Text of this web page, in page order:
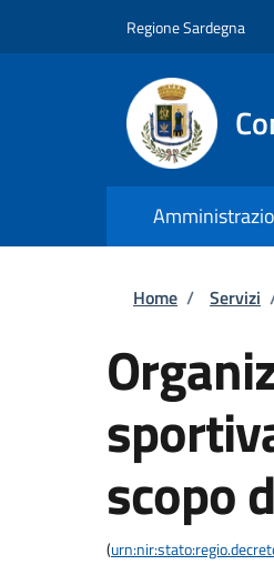
Regione Sardegna
Home / Servizi
scopo
(